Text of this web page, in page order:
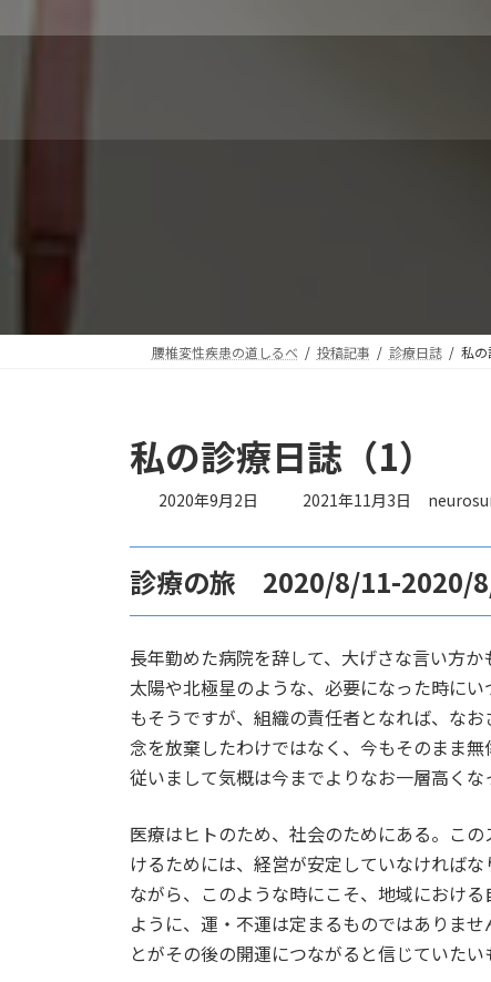
ン
ビ
腰椎変性疾患の道しるべ 投稿記事 診療日誌 私の
私の診療日誌（1）
2020年9月2日
最
更
日
時
2021年11月3日
診療の旅 2020/8/11-2020/
長年勤めた病院を辞して、大げさな言い方
太陽や北極星のような、必要になった時に
もそうですが、組織の責任者となれば、な
念を放棄したわけではなく、今もそのまま
従いまして気概は今までよりなお一層高くな
医療はヒトのため、社会のためにある。こ
けるためには、経営が安定していなければ
ながら、このような時にこそ、地域におけ
ように、運・不運は定まるものではありま
とがその後の開運につながると信じていたい